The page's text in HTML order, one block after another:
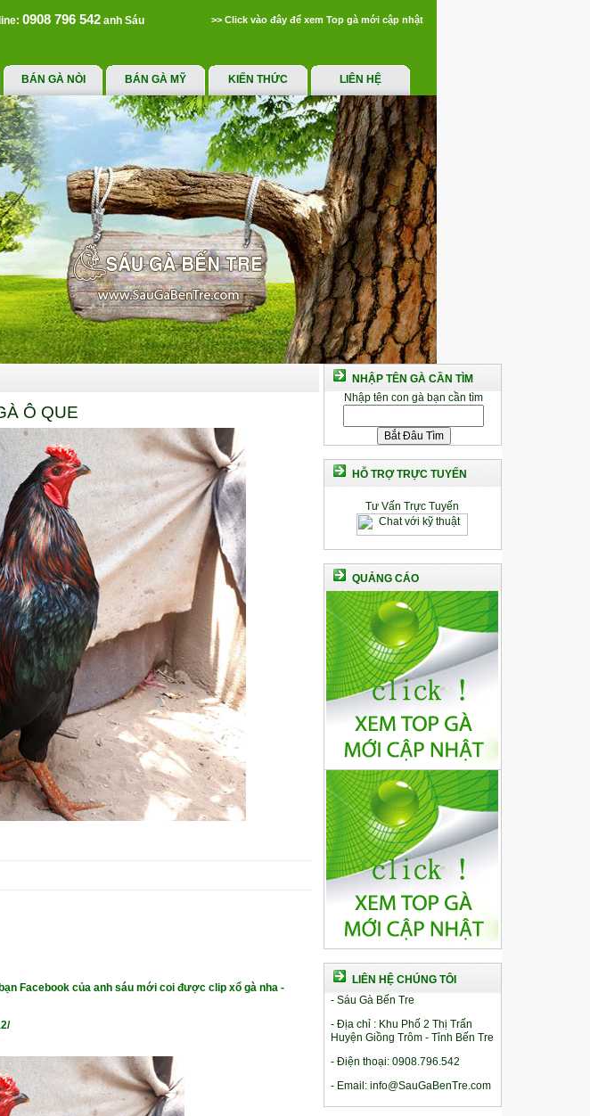
0908 796 542 anh Sáu >> Click vào đây để xem Top gà mới cập nhật
BÁN GÀ NÒI BÁN GÀ MỸ KIẾN THỨC LIÊN HỆ
Ô QUE
Facebook của anh sáu mới coi được clip xổ gà nha -
NHẬP TÊN GÀ CẦN TÌM
Nhập tên con gà bạn cần tìm
HỖ TRỢ TRỰC TUYẾN
Tư Vấn Trực Tuyến
QUẢNG CÁO
LIÊN HỆ CHÚNG TÔI
- Sáu Gà Bến Tre
- Địa chỉ : Khu Phố 2 Thị Trấn
Huyện Giồng Trôm - Tỉnh Bến Tre
- Điện thoại: 0908.796.542
- Email: info@SauGaBenTre.com